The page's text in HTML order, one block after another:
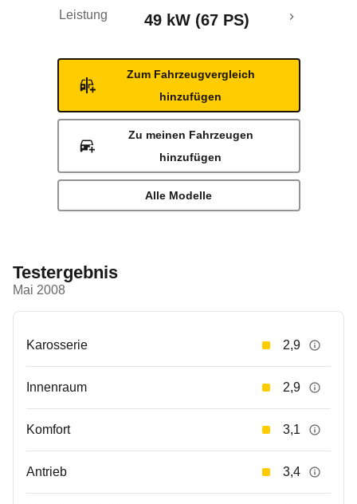
Leistung 49 kW (67 PS)
Zum Fahrzeugvergleich
hinzufügen
Zu meinen Fahrzeugen
hinzufügen
Alle Modelle
Testergebnis
Mai 2008
Karosserie 2,9
Innenraum 2,9
Komfort 3,1
Antrieb 3,4